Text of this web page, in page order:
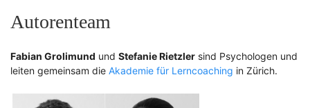
Autorenteam
Fabian Grolimund und Stefanie Rietzler sind Psychologen und
leiten gemeinsam die Akademie für Lerncoaching in Zürich.